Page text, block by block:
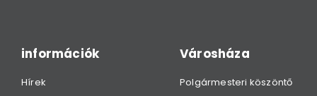
információk
Hírek
Városháza
Polgármesteri köszöntő